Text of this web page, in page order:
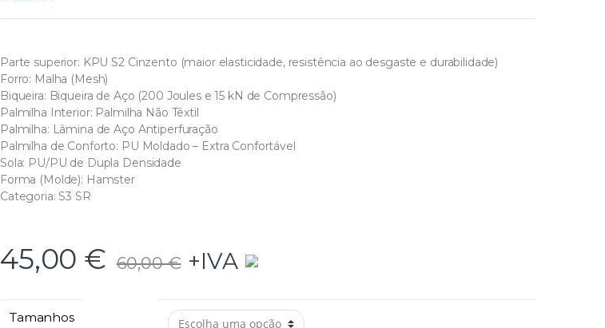
Parte superior: KPU S2 Cinzento (maior elasticidade, resistência ao desgaste e durabilidade)
Forro: Malha (Mesh)
Biqueira: Biqueira de Aço (200 Joules e 15 kN de Compressão)
Palmilha Interior: Palmilha Não Têxtil
Palmilha: Lâmina de Aço Antiperfuração
Palmilha de Conforto: PU Moldado – Extra Confortável
Sola: PU/PU de Dupla Densidade
Forma (Molde): Hamster
Categoria: S3 SR
45,00 € 60,00€ +IVA
Tamanhos